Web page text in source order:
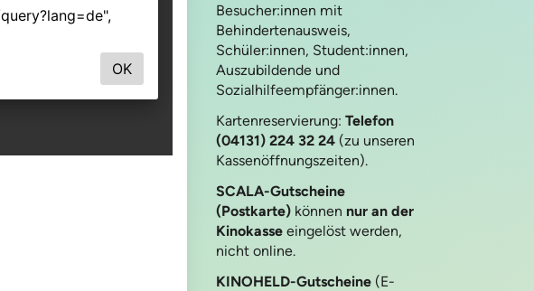
Besucher:innen mit
Behindertenausweis,
Schüler:innen, Student:innen,
Auszubildende und
Sozialhilfeempfänger:innen.
Kartenreservierung: Telefon
(04131) 224 32 24 (zu unseren
Kassenöffnungszeiten).
SCALA-Gutscheine
(Postkarte) können nur an der
Kinokasse eingelöst werden,
nicht online.
KINOHELD-Gutscheine (E-